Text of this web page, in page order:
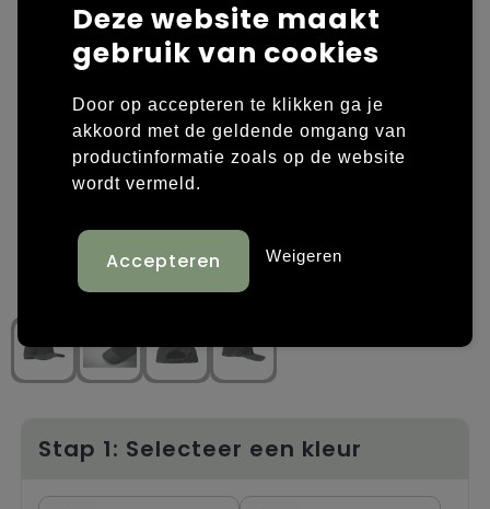
Laptop hoezen en tassen
Overige tassen
Papieren tassen
Promotietassen
Reistassen
Rugzakken
Schoudertassen
Tassen voor sport
Trolleys
Overige kleding
Polo's
Sweaters bedrukken
T-shirts bedrukken
Vesten bedrukken
Schoenen bedrukken
Stap 1: Selecteer een kleur
Deze website maakt
gebruik van cookies
Door op accepteren te klikken ga je
akkoord met de geldende omgang van
productinformatie zoals op de website
wordt vermeld.
Weigeren